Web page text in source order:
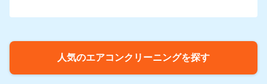
人気のエアコンクリーニングを探す